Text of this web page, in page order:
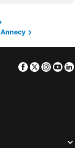
Annecy
Facebook
Twitter